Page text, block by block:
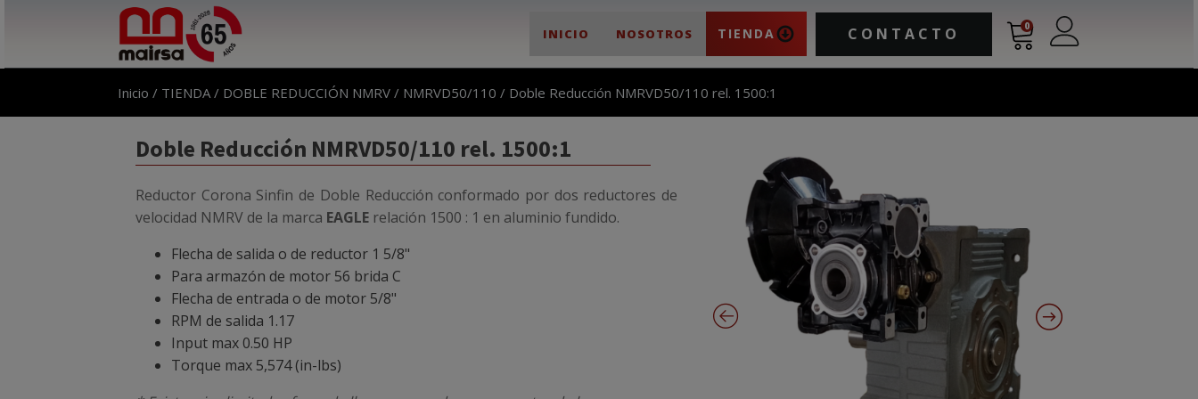
INICIO NOSOTROS TIENDA CONTACTO 0
Inicio / TIENDA/ DOBLE REDUCCIÓN NMRV / NMRVD50/110 / Doble Reducción NMRVD50/110 rel. 1500:1
Doble Reducción NMRVD50/110 rel. 1500:1
Reductor Corona Sinfin de Doble Reducción conformado por dos reductores de
velocidad NMRV de la marca EAGLE relación 1500 : 1 en aluminio fundido.
Flecha de salida o de reductor 1 5/8"
Para armazón de motor 56 brida C
Flecha de entrada o de motor 5/8"
RPM de salida 1.17
Input max 0.50 HP
Torque max 5,574 (in-lbs)